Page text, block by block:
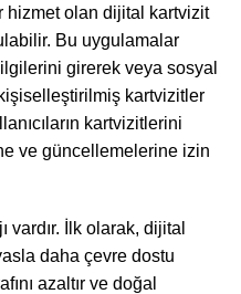
hizmet olan dijital kartvizit
Bu uygulamalar
girerek veya sosyal
kartvizitler
kartvizitlerini
ve güncellemelerine izin
İlk olarak, dijital
daha çevre dostu
azaltır ve doğal